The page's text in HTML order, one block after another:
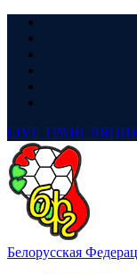
LIVE
Белорусская